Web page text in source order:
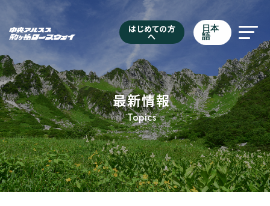
はじめての方
へ
日本
語
最新情報
Topics